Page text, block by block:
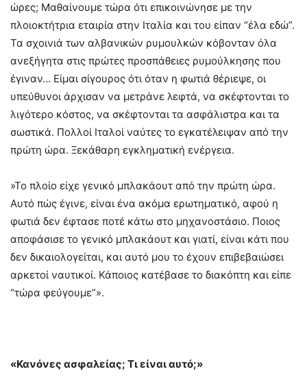
ώρες; Μαθαίνουμε τώρα ότι επικοινώνησε με την
πλοιοκτήτρια εταιρία στην Ιταλία και του είπαν “έλα εδώ”.
Τα σχοινιά των αλβανικών ρυμουλκών κόβονταν όλα
ανεξήγητα στις πρώτες προσπάθειες ρυμούλκησης που
έγιναν… Είμαι σίγουρος ότι όταν η φωτιά θέριεψε, οι
υπεύθυνοι άρχισαν να μετράνε λεφτά, να σκέφτονται το
λιγότερο κόστος, να σκέφτονται τα ασφάλιστρα και τα
σωστικά. Πολλοί Ιταλοί ναύτες το εγκατέλειψαν από την
πρώτη ώρα. Ξεκάθαρη εγκληματική ενέργεια.
»Το πλοίο είχε γενικό μπλακάουτ από την πρώτη ώρα.
Αυτό πώς έγινε, είναι ένα ακόμα ερωτηματικό, αφού η
φωτιά δεν έφτασε ποτέ κάτω στο μηχανοστάσιο. Ποιος
αποφάσισε το γενικό μπλακάουτ και γιατί, είναι κάτι που
δεν δικαιολογείται, και αυτό μου το έχουν επιβεβαιώσει
αρκετοί ναυτικοί. Κάποιος κατέβασε το διακόπτη και είπε
“τώρα φεύγουμε”».
«Κανόνες ασφαλείας; Τι είναι αυτό;»